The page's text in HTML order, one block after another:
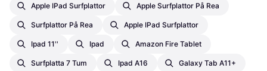
Apple IPad Surfplattor Apple Surfplattor På Rea
Surfplattor På Rea Apple IPad Surfplattor
Ipad 11'' Ipad Amazon Fire Tablet
Surfplatta 7 Tum Ipad A16 Galaxy Tab A11+